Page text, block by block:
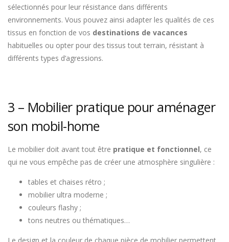
sélectionnés pour leur résistance dans différents
environnements. Vous pouvez ainsi adapter les qualités de ces
tissus en fonction de vos destinations de vacances
habituelles ou opter pour des tissus tout terrain, résistant à
différents types d’agressions.
3 – Mobilier pratique pour aménager
son mobil-home
Le mobilier doit avant tout être pratique et fonctionnel, ce
qui ne vous empêche pas de créer une atmosphère singulière :
tables et chaises rétro ;
mobilier ultra moderne ;
couleurs flashy ;
tons neutres ou thématiques…
Le design et la couleur de chaque pièce de mobilier permettent